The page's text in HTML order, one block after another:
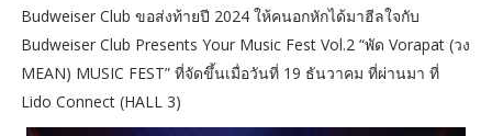
Budweiser Club ขอส่งท้ายปี 2024 ให้คนอกหักได้มาฮีลใจกับ
Budweiser Club Presents Your Music Fest Vol.2 “พัด Vorapat (วง
MEAN) MUSIC FEST” ที่จัดขึ้นเมื่อวันที่ 19 ธันวาคม ที่ผ่านมา ที่
Lido Connect (HALL 3)